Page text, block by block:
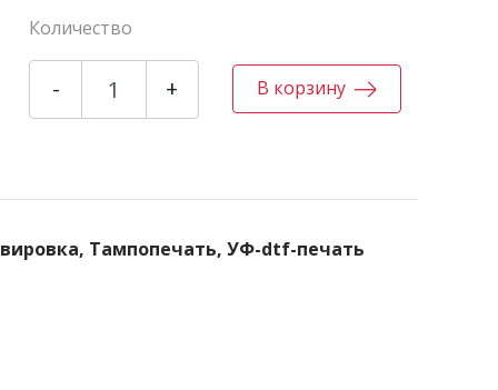
Количество
- + В корзину
Тампопечать, УФ-dtf-печать